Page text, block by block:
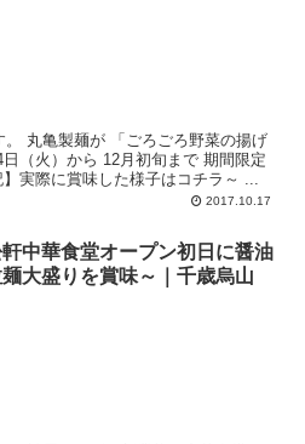
揚げ
（火）から 12月初旬まで 期間限定
始しますね。 【追記】実際に賞味した様子はコチラ～ ...
2017.10.17
中華食堂オープン初日に醤油
大盛りを賞味～｜千歳烏山